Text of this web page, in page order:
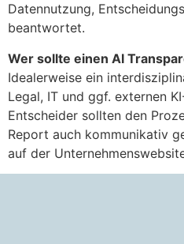
Datennutzung,
beantwortet.
Wer sollte einen AI
Idealerweise ein
Legal, IT und ggf. externen
Entscheider sollten den
Report auch kommunikativ
auf der